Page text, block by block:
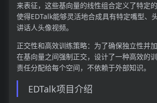
来表征，这些基向量的线性组合定义了特定
使得EDTalk能够灵活地合成具有特定嘴型、
讲话人头像视频。
正交性和高效训练策略：为了确保独立性并
在基向量之间强制正交，设计了一种高效的
责任分配给每个空间，不依赖于外部知识。
EDTalk项目介绍